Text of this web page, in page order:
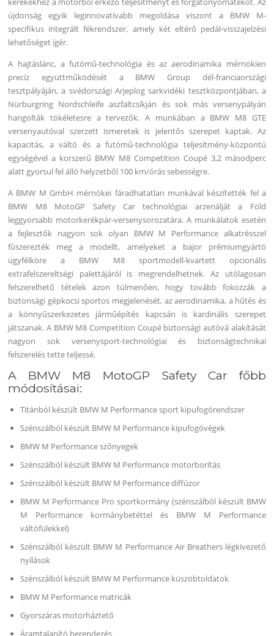
újdonság egyik leginnovatívabb megoldása viszont a BMW M-
specifikus integrált fékrendszer, amely két eltérő pedál-visszajelzési
lehetőséget ígér.
A hajtáslánc, a futómű-technológia és az aerodinamika mérnökien
precíz együttműködését a BMW Group dél-franciaországi
tesztpályáján, a svédországi Arjeplog sarkvidéki tesztközpontjában, a
Nürburgring Nordschleife aszfaltcsíkján és sok más versenypályán
hangolták tökéletesre a tervezők. A munkában a BMW M8 GTE
versenyautóval szerzett ismeretek is jelentős szerepet kaptak. Az
kapacitás, a váltó és a futómű-technológia teljesítmény-központú
egységével a korszerű BMW M8 Competition Coupé 3,2 másodperc
alatt gyorsul fel álló helyzetből 100 km/órás sebességre.
A BMW M GmbH mérnökei fáradhatatlan munkával készítették fel a
BMW M8 MotoGP Safety Car technológiai arzenálját a Föld
leggyorsabb motorkerékpár-versenysorozatára. A munkálatok esetén
a fejlesztők nagyon sok olyan BMW M Performance alkatrésszel
fűszerezték meg a modellt, amelyeket a bajor prémiumgyártó
ügyfélköre a BMW M8 sportmodell-kvartett opcionális
extrafelszereltségi palettájáról is megrendelhetnek. Az utólagosan
felszerelhető tételek azon túlmenően, hogy tovább fokozzák a
biztonsági gépkocsi sportos megjelenését, az aerodinamika, a hűtés és
a könnyűszerkezetes járműépítés kapcsán is kardinális szerepet
játszanak. A BMW M8 Competition Coupé biztonsági autóvá alakítását
nagyon sok versenysport-technológiai és biztonságtechnikai
felszerelés tette teljessé.
A BMW M8 MotoGP Safety Car főbb
módosításai:
Titánból készült BMW M Performance sport kipufogórendszer
Szénszálból készült BMW M Performance kipufogóvégek
BMW M Performance szőnyegek
Szénszálból készült BMW M Performance motorborítás
Szénszálból készült BMW M Performance diffúzor
BMW M Performance Pro sportkormány (szénszálból készült BMW
M Performance kormánybetéttel és BMW M Performance
váltófülekkel)
Szénszálból készült BMW M Performance Air Breathers légkivezető
nyílások
Szénszálból készült BMW M Performance küszöbtoldatok
BMW M Performance matricák
Gyorszáras motorháztető